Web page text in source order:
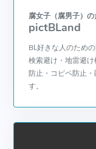
腐女子（腐男子）
pictBLand
BL好きな人のため
検索避け・地雷避
防止・コピペ防止
す。